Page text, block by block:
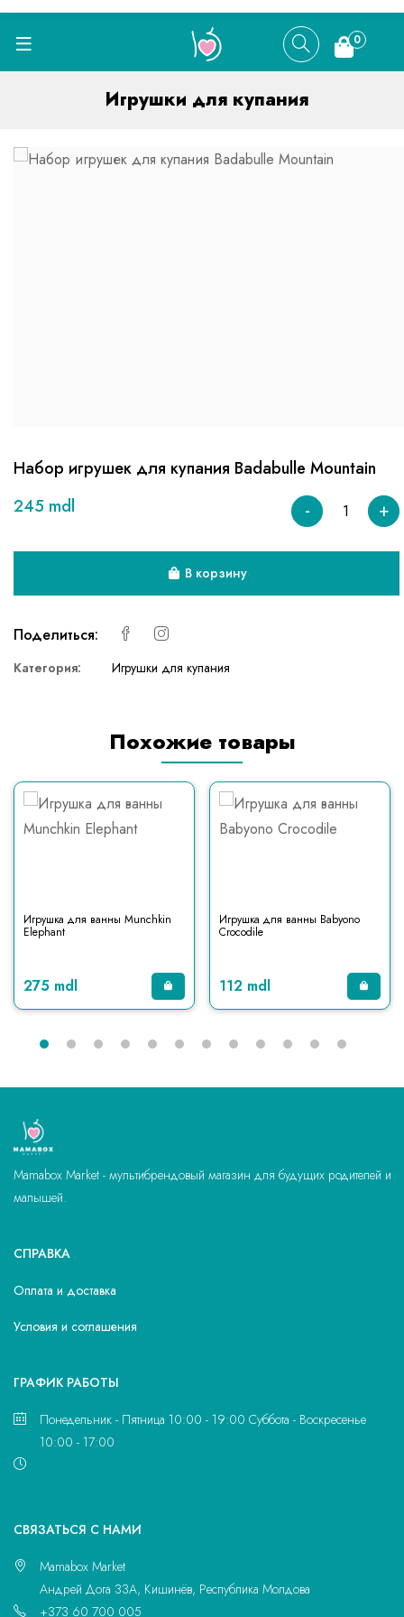
0
Игрушки для купания
Набор игрушек для купания Badabulle Mountain
245 mdl
- +
В корзину
Поделиться:
Категория: Игрушки для купания
Похожие товары
Игрушка для ванны Munchkin
Elephant
275 mdl
Игрушка для ванны Babyono
Crocodile
112 mdl
Mamabox Market - мультибрендовый магазин для будущих родителей и
малышей.
СПРАВКА
Оплата и доставка
Условия и соглашения
ГРАФИК РАБОТЫ
Понедельник - Пятница 10:00 - 19:00 Суббота - Воскресенье
10:00 - 17:00
CВЯЗАТЬСЯ С НАМИ
Mamabox Market
Андрей Дога 33A, Кишинёв, Республика Молдова
+373 60 700 005